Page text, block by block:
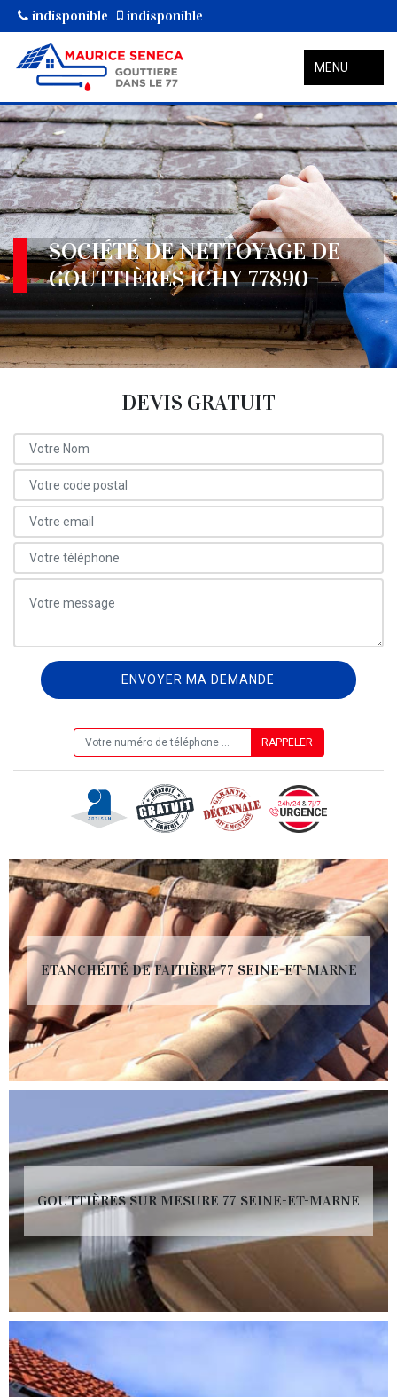
indisponible indisponible
MENU
SOCIÉTÉ DE NETTOYAGE DE
GOUTTIÈRES ICHY 77890
DEVIS GRATUIT
ETANCHÉITÉ DE FAITIÈRE 77 SEINE-ET-MARNE
GOUTTIÈRES SUR MESURE 77 SEINE-ET-MARNE